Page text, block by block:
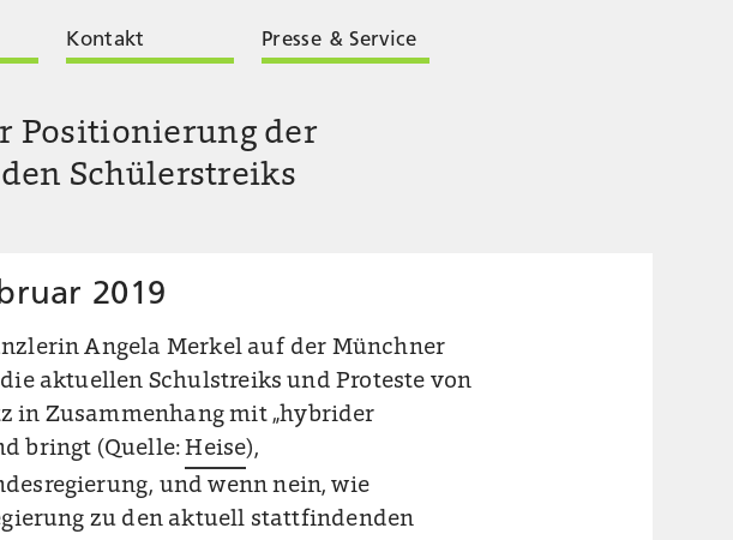
Kontakt Presse & Service
Positionierung der
Schülerstreiks
2019
Angela Merkel auf der Münchner
aktuellen Schulstreiks und Proteste von
in Zusammenhang mit „hybrider
bringt (Quelle:Heise),
und wenn nein, wie
zu den aktuell stattfindenden